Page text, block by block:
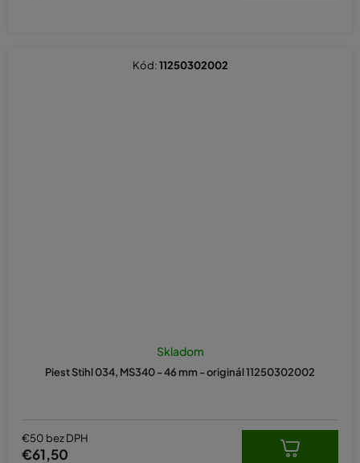
Piest Stihl 034, MS340 - 46 mm - originál 11250302002
Skladom
€50 bez DPH
€61,50
Kód:11250302002